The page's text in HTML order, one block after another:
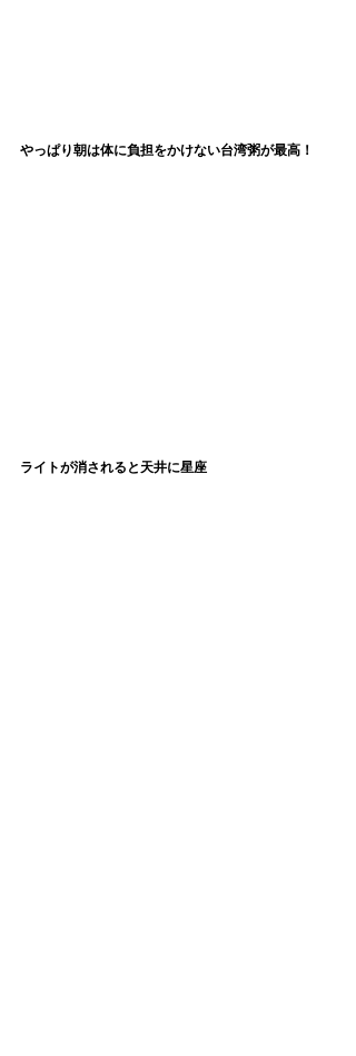
やっぱり朝は体に負担をかけない台湾粥が最高！
ライトが消されると天井に星座